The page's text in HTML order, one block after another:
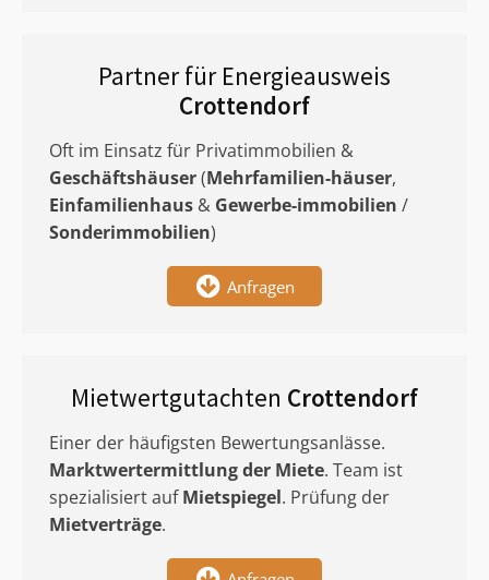
Partner für Energieausweis
Crottendorf
Oft im Einsatz für Privatimmobilien &
Geschäftshäuser(Mehrfamilien-häuser,
Einfamilienhaus & Gewerbe-immobilien /
Sonderimmobilien)
Anfragen
Mietwertgutachten Crottendorf
Einer der häufigsten Bewertungsanlässe.
Marktwertermittlungder Miete. Team ist
spezialisiert aufMietspiegel. Prüfung der
Mietverträge.